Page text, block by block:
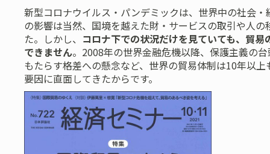
新型コロナウイルス・パンデミックは、世界中の社会
の影響は当然、国境を越えた財・サービスの取引や人
た。しかし、 コロナ下での状況だけを見ていても、貿
できません。2008年の世界金融危機以降、保護主義の
もたらす格差への懸念など、世界の貿易体制は10年以
要因に直面してきたからです。